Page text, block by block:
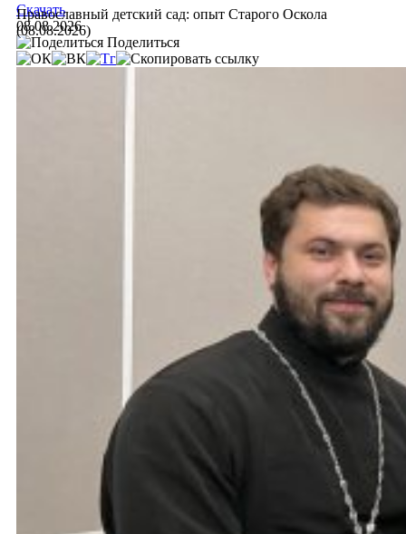
Православный детский сад: опыт Старого Оскола
(08.08.2026)
Скачать
08.08.2026
Поделиться